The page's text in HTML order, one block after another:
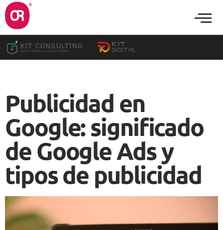
Publicidad en
Google: significado
de Google Ads y
tipos de publicidad